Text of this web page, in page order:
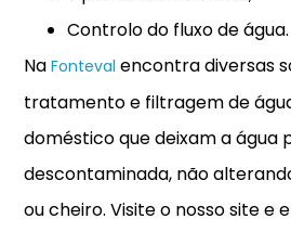
Controlo do fluxo de água.
NaFonteval encontra diversas
tratamento e filtragem de
doméstico que deixam a água
descontaminada, não
ou cheiro. Visite o nosso site e